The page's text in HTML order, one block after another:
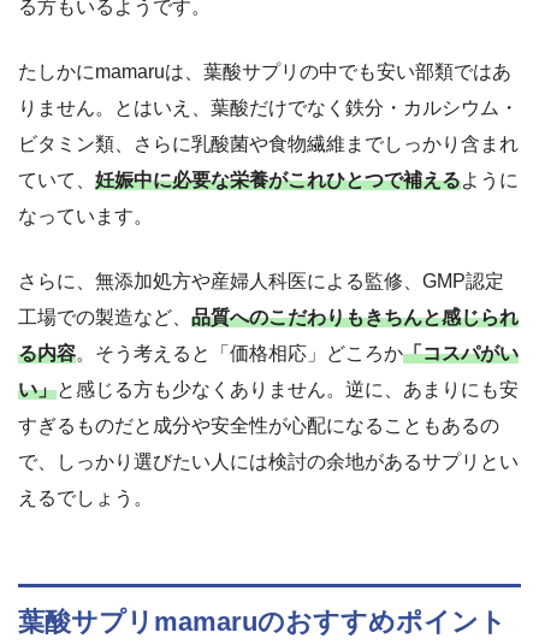
る方もいるようです。
たしかにmamaruは、葉酸サプリの中でも安い部類ではあ
りません。とはいえ、葉酸だけでなく鉄分・カルシウム・
ビタミン類、さらに乳酸菌や食物繊維までしっかり含まれ
ていて、 妊娠中に必要な栄養がこれひとつで補えるように
なっています。
さらに、無添加処方や産婦人科医による監修、GMP認定
工場での製造など、 品質へのこだわりもきちんと感じられ
る内容。そう考えると「価格相応」どころか「コスパがい
い」と感じる方も少なくありません。逆に、あまりにも安
すぎるものだと成分や安全性が心配になることもあるの
で、しっかり選びたい人には検討の余地があるサプリとい
えるでしょう。
葉酸サプリmamaruのおすすめポイント